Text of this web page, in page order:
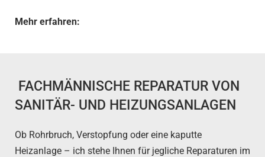
Mehr erfahren:
FACHMÄNNISCHE REPARATUR VON
SANITÄR- UND HEIZUNGSANLAGEN
Ob Rohrbruch, Verstopfung oder eine kaputte
Heizanlage – ich stehe Ihnen für jegliche Reparaturen im